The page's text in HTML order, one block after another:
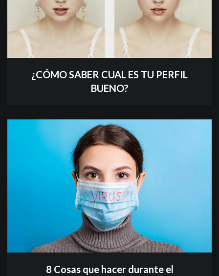
¿CÓMO SABER CUAL ES TU PERFIL
BUENO?
8 Cosas que hacer durante el